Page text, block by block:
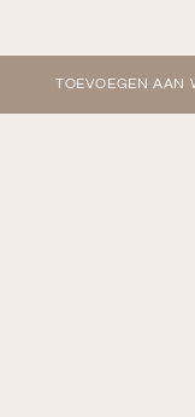
TOEVOEGEN AAN